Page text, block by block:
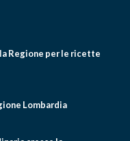
Regione per le ricette
Lombardia